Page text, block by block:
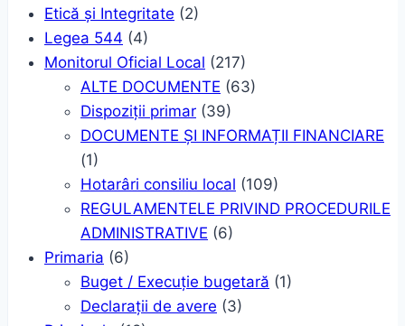
Etică și Integritate (2)
Legea 544 (4)
Monitorul Oficial Local (217)
ALTE DOCUMENTE (63)
Dispoziții primar (39)
DOCUMENTE ȘI INFORMAȚII FINANCIARE
(1)
Hotarâri consiliu local (109)
REGULAMENTELE PRIVIND PROCEDURILE
ADMINISTRATIVE (6)
Primaria (6)
Buget / Execuție bugetară (1)
Declarații de avere (3)